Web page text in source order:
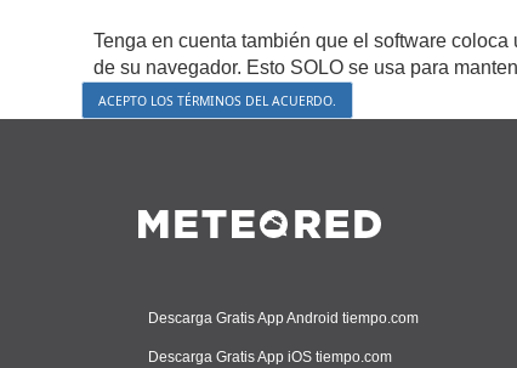
Tenga en cuenta también que el software
de su navegador. Esto SOLO se usa para
Descarga Gratis App Android tiempo.com
Descarga Gratis App iOS tiempo.com